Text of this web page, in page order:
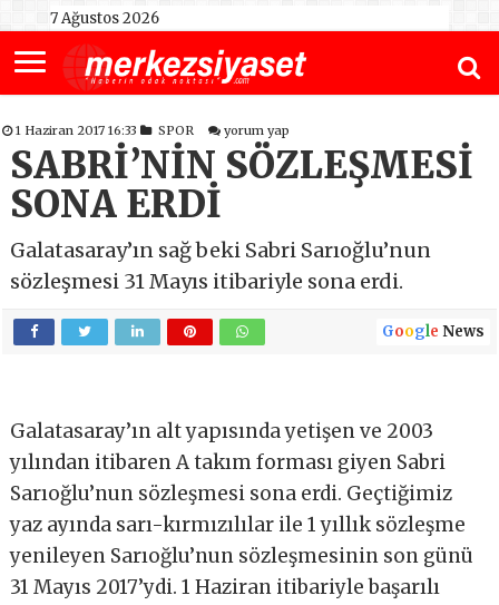
7 Ağustos 2026
1 Haziran 2017 16:33 SPOR yorum yap
SABRİ’NİN SÖZLEŞMESİ
SONA ERDİ
Galatasaray’ın sağ beki Sabri Sarıoğlu’nun
sözleşmesi 31 Mayıs itibariyle sona erdi.
Google News
Galatasaray’ın alt yapısında yetişen ve 2003
yılından itibaren A takım forması giyen Sabri
Sarıoğlu’nun sözleşmesi sona erdi. Geçtiğimiz
yaz ayında sarı-kırmızılılar ile 1 yıllık sözleşme
yenileyen Sarıoğlu’nun sözleşmesinin son günü
31 Mayıs 2017’ydi. 1 Haziran itibariyle başarılı